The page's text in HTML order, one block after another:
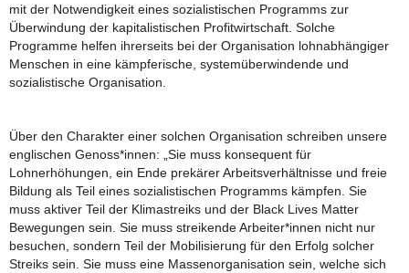
mit der Notwendigkeit eines sozialistischen Programms zur
Überwindung der kapitalistischen Profitwirtschaft. Solche
Programme helfen ihrerseits bei der Organisation lohnabhängiger
Menschen in eine kämpferische, systemüberwindende und
sozialistische Organisation.
Über den Charakter einer solchen Organisation schreiben unsere
englischen Genoss*innen: „Sie muss konsequent für
Lohnerhöhungen, ein Ende prekärer Arbeitsverhältnisse und freie
Bildung als Teil eines sozialistischen Programms kämpfen. Sie
muss aktiver Teil der Klimastreiks und der Black Lives Matter
Bewegungen sein. Sie muss streikende Arbeiter*innen nicht nur
besuchen, sondern Teil der Mobilisierung für den Erfolg solcher
Streiks sein. Sie muss eine Massenorganisation sein, welche sich